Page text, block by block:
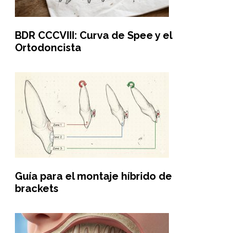
BDR CCCVIII: Curva de Spee y el
Ortodoncista
Guía para el montaje híbrido de
brackets